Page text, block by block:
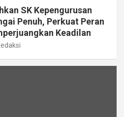
SK Kepengurusan
Penuh, Perkuat Peran
Keadilan